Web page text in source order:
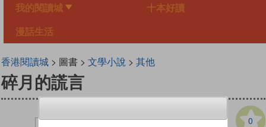
我的閱讀城 十本好讀
漫話生活
香港閱讀城> 圖書 > 文學小說 > 其他
碎月的謊言
0